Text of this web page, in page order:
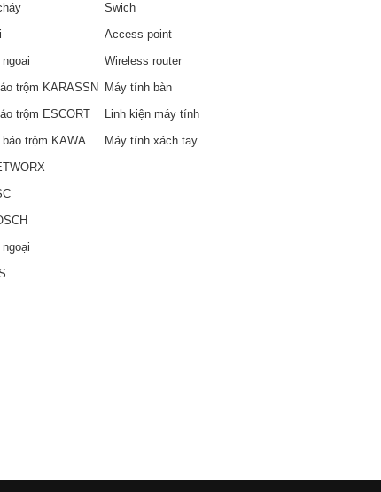
trộm KARASSN
trộm ESCORT
trộm KAWA
Swich
Access point
Wireless router
Máy tính bàn
Linh kiện máy tính
Máy tính xách tay